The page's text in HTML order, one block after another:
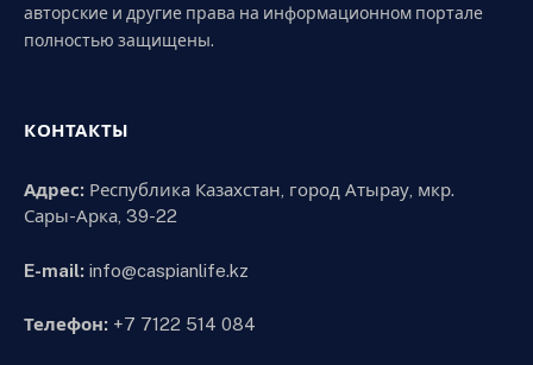
авторские и другие права на информационном портале
полностью защищены.
КОНТАКТЫ
Адрес: Республика Казахстан, город Атырау, мкр.
Сары-Арка, 39-22
E-mail: info@caspianlife.kz
Телефон: +7 7122 514 084